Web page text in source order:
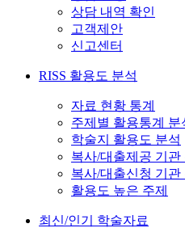
상담 내역 확인
고객제안
신고센터
RISS 활용도 분석
자료 현황 통계
주제별 활용통계 분
학술지 활용도 분석
복사/대출제공 기관
복사/대출신청 기관
활용도 높은 주제
최신/인기 학술자료